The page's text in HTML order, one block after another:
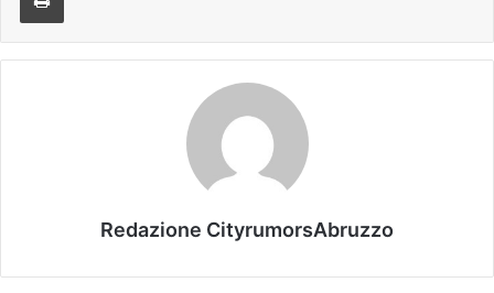
Redazione CityrumorsAbruzzo